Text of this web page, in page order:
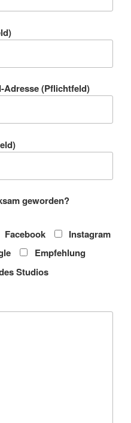
Adresse (Pflichtfeld)
geworden?
Facebook
Instagram
Empfehlung
Studios